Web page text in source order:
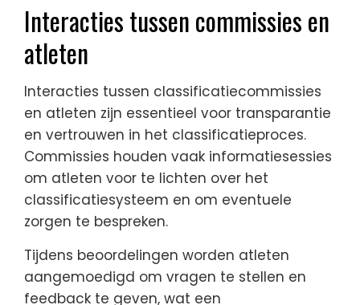
Interacties tussen commissies en
atleten
Interacties tussen classificatiecommissies
en atleten zijn essentieel voor transparantie
en vertrouwen in het classificatieproces.
Commissies houden vaak informatiesessies
om atleten voor te lichten over het
classificatiesysteem en om eventuele
zorgen te bespreken.
Tijdens beoordelingen worden atleten
aangemoedigd om vragen te stellen en
feedback te geven, wat een